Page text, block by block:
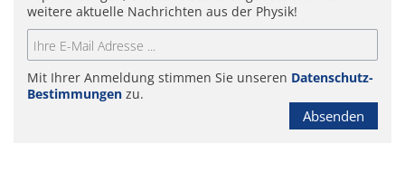
weitere aktuelle Nachrichten aus der Physik!
Mit Ihrer Anmeldung stimmen Sie unseren Datenschutz-
Bestimmungen zu.
Absenden